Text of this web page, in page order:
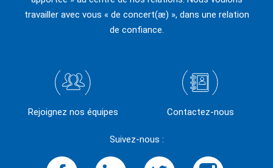
travailler avec vous « de concert(æ) », dans une relation
de confiance.
Suivez-nous :
Rejoignez nos équipes Contactez-nous